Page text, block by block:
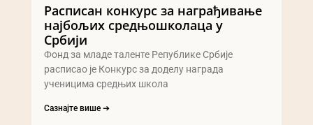
Расписан конкурс за награђивање
најбољих средњошколаца у
Србији
Фонд за младе таленте Републике Србије
расписао је Конкурс за доделу награда
ученицима средњих школа
Сазнајте више ➔